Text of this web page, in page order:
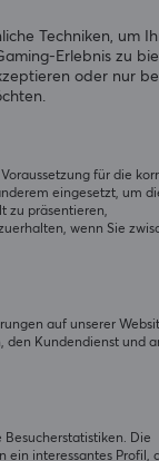
Techniken, um
Erlebnis zu
oder nur
für die
eingesetzt, um
zu präsentieren,
wenn Sie
auf unserer
den Kundendienst und
Die
ein interessantes Profil,